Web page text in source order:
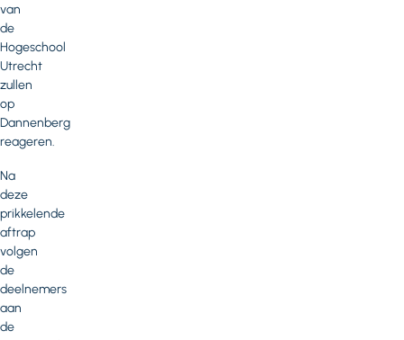
van
de
Hogeschool
Utrecht
zullen
op
Dannenberg
reageren.
Na
deze
prikkelende
aftrap
volgen
de
deelnemers
aan
de